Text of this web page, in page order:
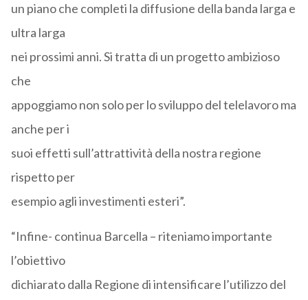
un piano che completi la diffusione della banda larga e
ultra larga
nei prossimi anni. Si tratta di un progetto ambizioso
che
appoggiamo non solo per lo sviluppo del telelavoro ma
anche per i
suoi effetti sull’attrattività della nostra regione
rispetto per
esempio agli investimenti esteri”.
“Infine- continua Barcella – riteniamo importante
l’obiettivo
dichiarato dalla Regione di intensificare l’utilizzo del